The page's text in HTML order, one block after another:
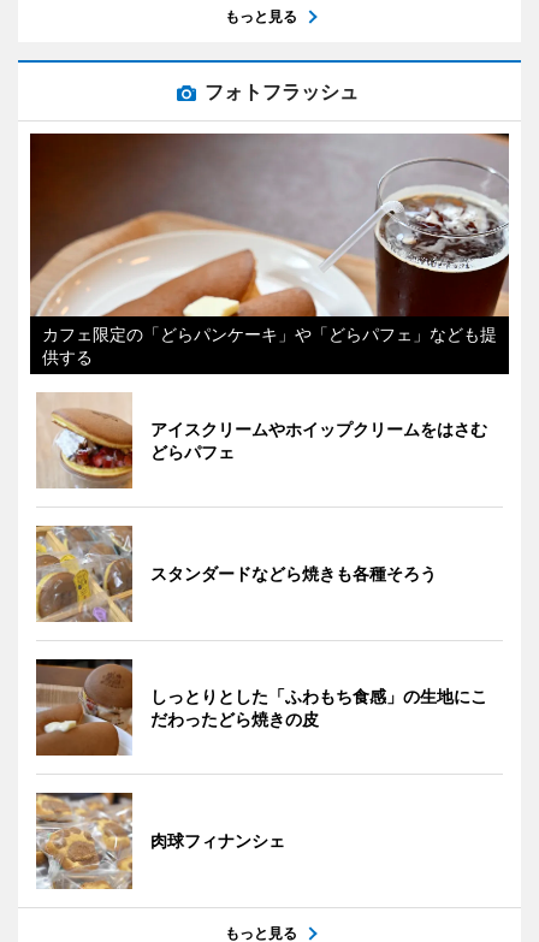
もっと見る
フォトフラッシュ
カフェ限定の「どらパンケーキ」や「どらパフェ」なども提
供する
アイスクリームやホイップクリームをはさむ
どらパフェ
スタンダードなどら焼きも各種そろう
しっとりとした「ふわもち食感」の生地にこ
だわったどら焼きの皮
肉球フィナンシェ
もっと見る